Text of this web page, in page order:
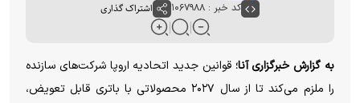
کد خبر : ۱۰۶۷۹۸۸ اشتراک گذاری
به گزارش خبرگزاری آنا؛ قوانین جدید اتحادیه اروپا شرکت‌های سازنده
را ملزم می‌کند تا از سال ۲۰۲۷ محصولاتی با باتری قابل تعویض،